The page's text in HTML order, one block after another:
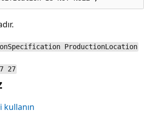
ProductionLocation
27